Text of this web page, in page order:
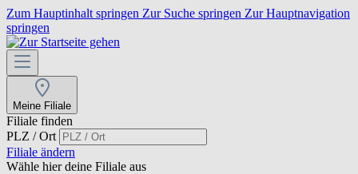
Zum Hauptinhalt springen Zur Suche springen Zur Hauptnavigation
springen
Meine Filiale
Filiale finden
PLZ / Ort
Filiale ändern
Wähle hier deine Filiale aus